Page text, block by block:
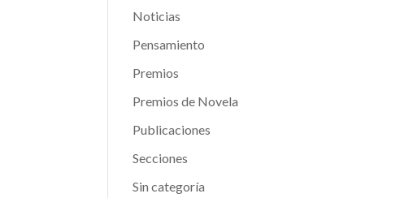
Noticias
Pensamiento
Premios
Premios de Novela
Publicaciones
Secciones
Sin categoría